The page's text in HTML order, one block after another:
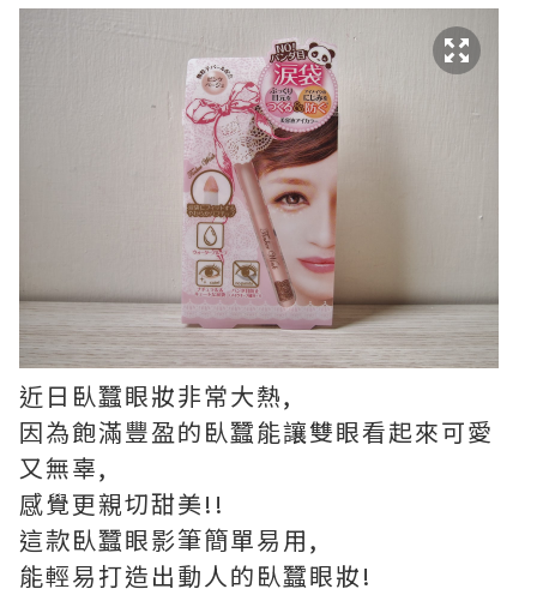
近日臥蠶眼妝非常大熱,
因為飽滿豐盈的臥蠶能讓雙眼看起來可愛
又無辜,
感覺更親切甜美!!
這款臥蠶眼影筆簡單易用,
能輕易打造出動人的臥蠶眼妝!